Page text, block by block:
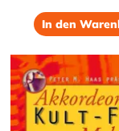
war:
In den